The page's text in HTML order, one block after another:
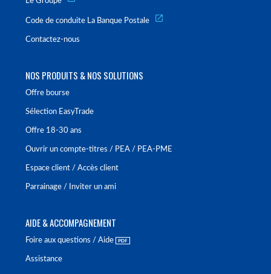
Code de conduite La Banque Postale
Contactez-nous
NOS PRODUITS & NOS SOLUTIONS
Offre bourse
Sélection EasyTrade
Offre 18-30 ans
Ouvrir un compte-titres / PEA / PEA-PME
Espace client / Accès client
Parrainage / Inviter un ami
AIDE & ACCOMPAGNEMENT
Foire aux questions / Aide
Assistance